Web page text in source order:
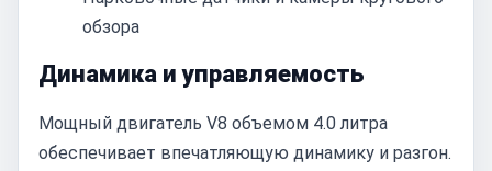
обзора
Динамика и управляемость
Мощный двигатель V8 объемом 4.0 литра
обеспечивает впечатляющую динамику и разгон.